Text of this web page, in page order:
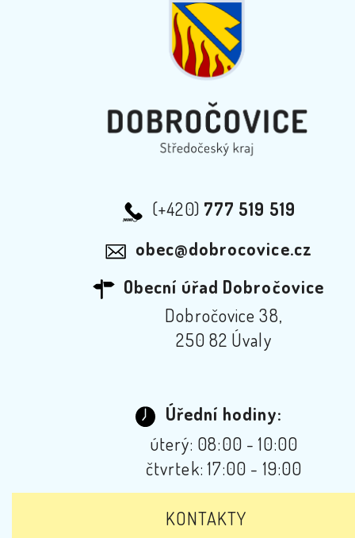
(+420) 777 519 519
obec@dobrocovice.cz
Obecní úřad Dobročovice
Dobročovice 38,
250 82 Úvaly
Úřední hodiny:
úterý: 08:00 - 10:00
čtvrtek: 17:00 - 19:00
KONTAKTY